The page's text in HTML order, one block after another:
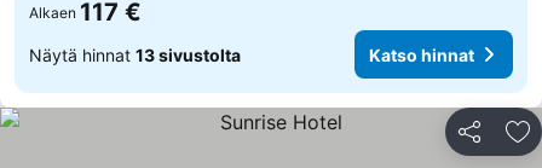
Alkaen 117 €
Näytä hinnat 13 sivustolta Katso hinnat
Jaa